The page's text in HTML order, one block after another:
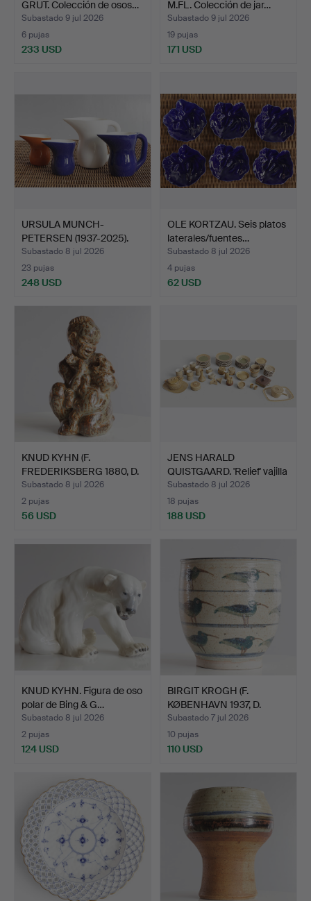
GRUT. Colección de osos…
Subastado 9 jul 2026
6 pujas
233 USD
M.FL. Colección de jar…
Subastado 9 jul 2026
19 pujas
171 USD
URSULA MUNCH-
PETERSEN (1937-2025).
"Ursula…
Subastado 8 jul 2026
23 pujas
248 USD
OLE KORTZAU. Seis platos
laterales/fuentes…
Subastado 8 jul 2026
4 pujas
62 USD
KNUD KYHN (F.
FREDERIKSBERG 1880, D.
FARUM…
Subastado 8 jul 2026
2 pujas
56 USD
JENS HARALD
QUISTGAARD. 'Relief' vajilla
d…
Subastado 8 jul 2026
18 pujas
188 USD
KNUD KYHN. Figura de oso
polar de Bing & G…
Subastado 8 jul 2026
2 pujas
124 USD
BIRGIT KROGH (F.
KØBENHAVN 1937, D.
2023).…
Subastado 7 jul 2026
10 pujas
110 USD